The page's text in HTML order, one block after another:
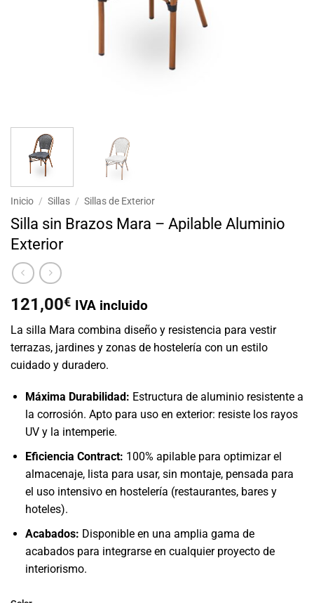
Inicio / Sillas / Sillas de Exterior
Silla sin Brazos Mara – Apilable Aluminio
Exterior
121,00€ IVA incluido
La silla Mara combina diseño y resistencia para vestir
terrazas, jardines y zonas de hostelería con un estilo
cuidado y duradero.
Máxima Durabilidad: Estructura de aluminio resistente a
la corrosión. Apto para uso en exterior: resiste los rayos
UV y la intemperie.
Eficiencia Contract: 100% apilable para optimizar el
almacenaje, lista para usar, sin montaje, pensada para
el uso intensivo en hostelería (restaurantes, bares y
hoteles).
Acabados: Disponible en una amplia gama de
acabados para integrarse en cualquier proyecto de
interiorismo.